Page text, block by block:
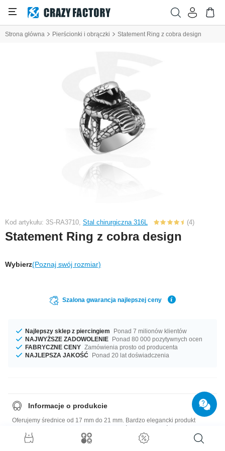
Strona główna Pierścionki i obrączki Statement Ring z cobra design
Kod artykułu: 3S-RA3710, Stal chirurgiczna 316L (4)
Statement Ring z cobra design
Wybierz(Poznaj swój rozmiar)
Szalona gwarancja najlepszej ceny
Najlepszy sklep z piercingiem
Ponad 7 milionów klientów
NAJWYŻSZE ZADOWOLENIE Ponad 80 000 pozytywnych ocen
FABRYCZNE CENY Zamówienia prosto od producenta
NAJLEPSZA JAKOŚĆ Ponad 20 lat doświadczenia
Informacje o produkcie
Oferujemy średnice od 17 mm do 21 mm. Bardzo elegancki produkt
prosto z fabryki o bezkonkurencyjnej jakości. Kup już dziś!